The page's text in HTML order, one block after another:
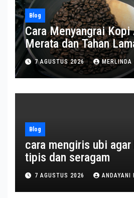
Blog
Cara Menyangrai Kopi
Merata dan Tahan
7 AGUSTUS 2026 MERLINDA
Blog
cara mengiris ubi
tipis dan seragam
7 AGUSTUS 2026 ANDAYANI